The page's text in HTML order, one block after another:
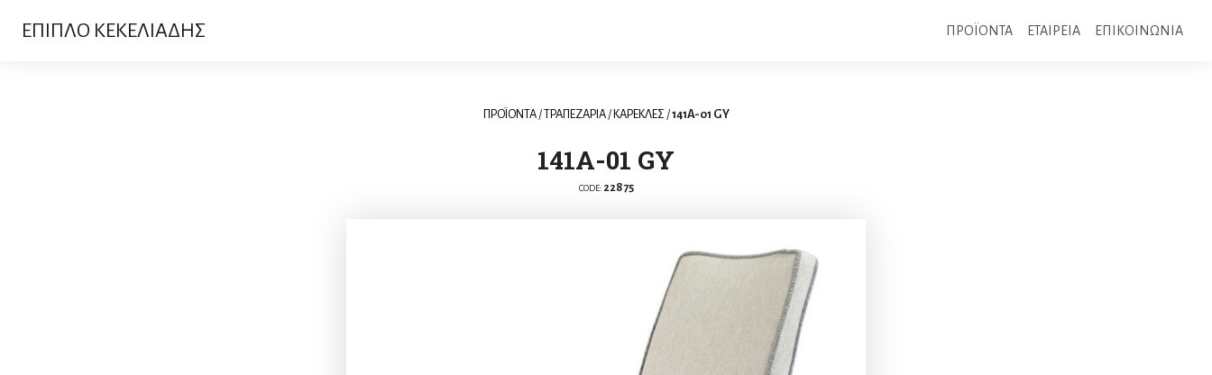
ΕΠΙΠΛΟ ΚΕΚΕΛΙΑΔΗΣ ΠΡΟΪΟΝΤΑ ΕΤΑΙΡΕΙΑ ΕΠΙΚΟΙΝΩΝΙΑ
ΠΡΟΪΟΝΤΑ/ΤΡΑΠΕΖΑΡΙΑ/ ΚΑΡΕΚΛΕΣ/141A-01 GY
141A-01 GY
CODE: 22875